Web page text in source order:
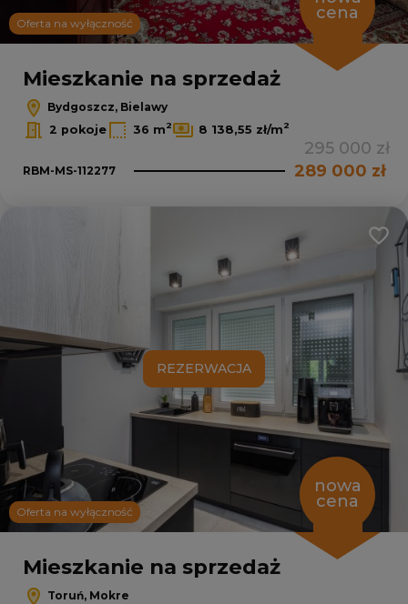
Oferta na wyłączność
cena
Mieszkanie na sprzedaż
Bydgoszcz, Bielawy
2 pokoje
36 m2 8 138,55 zł/m2
295 000 zł
RBM-MS-112277 289 000 zł
Oferta na wyłączność
REZERWACJA
nowa
cena
Mieszkanie na sprzedaż
Toruń, Mokre